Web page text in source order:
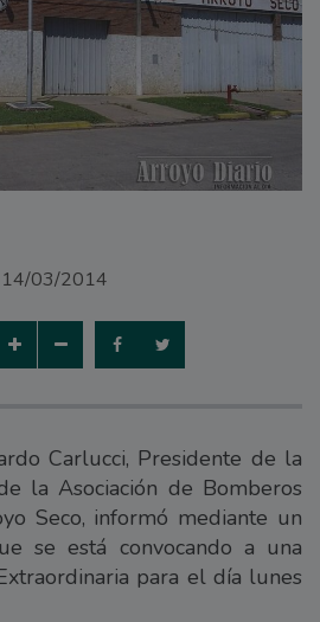
14/03/2014
Carlucci, Presidente de la
la Asociación de Bomberos
Seco, informó mediante un
se está convocando a una
para el día lunes